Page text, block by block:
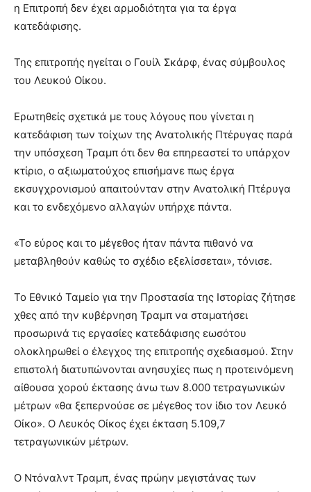
η Επιτροπή δεν έχει αρμοδιότητα για τα έργα
κατεδάφισης.
Της επιτροπής ηγείται ο Γουίλ Σκάρφ, ένας σύμβουλος
του Λευκού Οίκου.
Ερωτηθείς σχετικά με τους λόγους που γίνεται η
κατεδάφιση των τοίχων της Ανατολικής Πτέρυγας παρά
την υπόσχεση Τραμπ ότι δεν θα επηρεαστεί το υπάρχον
κτίριο, ο αξιωματούχος επισήμανε πως έργα
εκσυγχρονισμού απαιτούνταν στην Ανατολική Πτέρυγα
και το ενδεχόμενο αλλαγών υπήρχε πάντα.
«Το εύρος και το μέγεθος ήταν πάντα πιθανό να
μεταβληθούν καθώς το σχέδιο εξελίσσεται», τόνισε.
Το Εθνικό Ταμείο για την Προστασία της Ιστορίας ζήτησε
χθες από την κυβέρνηση Τραμπ να σταματήσει
προσωρινά τις εργασίες κατεδάφισης εωσότου
ολοκληρωθεί ο έλεγχος της επιτροπής σχεδιασμού. Στην
επιστολή διατυπώνονται ανησυχίες πως η προτεινόμενη
αίθουσα χορού έκτασης άνω των 8.000 τετραγωνικών
μέτρων «θα ξεπερνούσε σε μέγεθος τον ίδιο τον Λευκό
Οίκο». Ο Λευκός Οίκος έχει έκταση 5.109,7
τετραγωνικών μέτρων.
Ο Ντόναλντ Τραμπ, ένας πρώην μεγιστάνας των